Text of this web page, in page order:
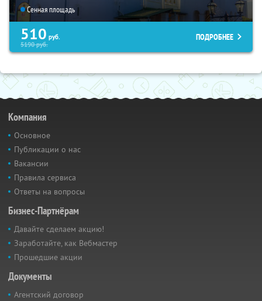
Сенная площадь
510 руб.
5190руб.
ПОДРОБНЕЕ
Компания
Основное
Публикации о нас
Вакансии
Правила сервиса
Ответы на вопросы
Бизнес-Партнёрам
Давайте сделаем акцию!
Заработайте, как Вебмастер
Прошедшие акции
Документы
Агентский договор